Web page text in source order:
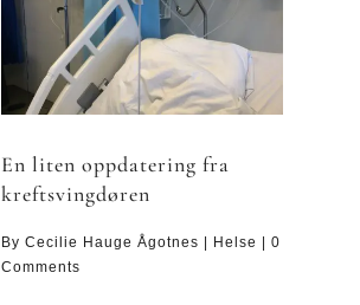
En liten oppdatering fra
kreftsvingdøren
By Cecilie Hauge Ågotnes Helse
0
Comments